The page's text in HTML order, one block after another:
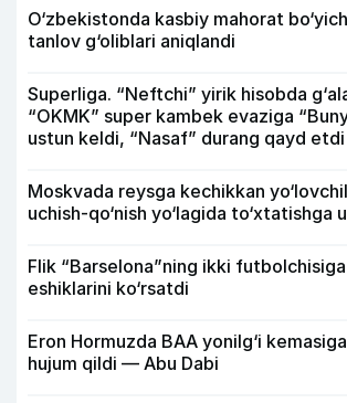
O‘zbekistonda kasbiy mahorat
tanlov g‘oliblari aniqlandi
Superliga. “Neftchi” yirik hisobda
“OKMK” super kambek evaziga
ustun keldi, “Nasaf” durang qayd etdi
Moskvada reysga kechikkan
uchish-qo‘nish yo‘lagida to‘xtatishga
Flik “Barselona”ning ikki
eshiklarini ko‘rsatdi
Eron Hormuzda BAA yonilg‘i
hujum qildi — Abu Dabi